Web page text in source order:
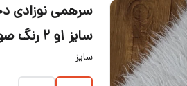
سرهمی نوزادی
سایز ۱و ۲ رنگ صورتی پررنگ
سایز